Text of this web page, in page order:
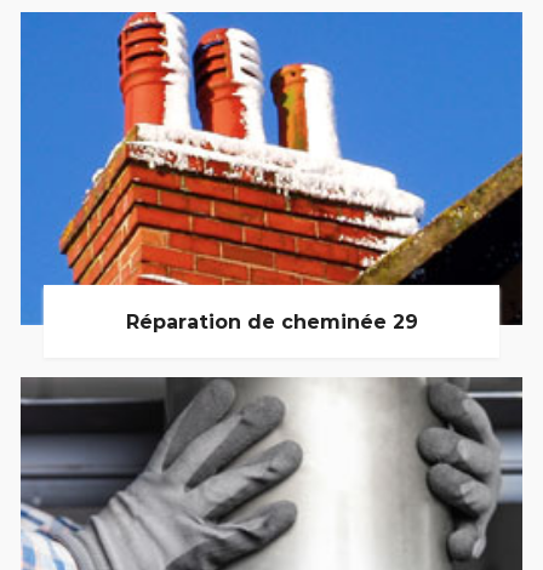
Réparation de cheminée 29